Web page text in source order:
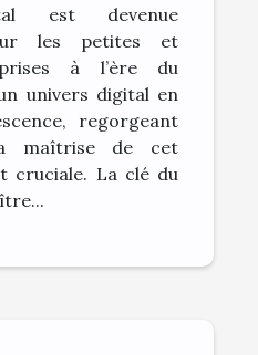
est devenue
les petites et
à l’ère du
univers digital en
regorgeant
maîtrise de cet
cruciale. La clé du